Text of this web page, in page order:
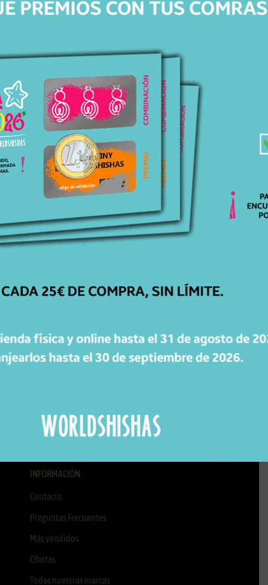
Av. de Barberà, 306
Lunes a sábado
(11:00-14:00h/17:00-21:00h)
Síguenos en:
CATÁLOGO
Cachimbas
Cazoletas
Accesorios
INFORMACIÓN
Contacto
Preguntas Frecuentes
Más vendidos
Ofertas
Todas nuestras marcas